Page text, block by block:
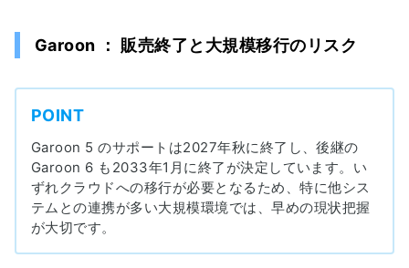
Garoon ： 販売終了と大規模移行のリスク
POINT
Garoon 5 のサポートは2027年秋に終了し、後継の
Garoon 6 も2033年1月に終了が決定しています。い
ずれクラウドへの移行が必要となるため、特に他シス
テムとの連携が多い大規模環境では、早めの現状把握
が大切です。